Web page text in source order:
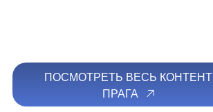
ПОСМОТРЕТЬ ВЕСЬ КОНТЕНТ
ПРАГА